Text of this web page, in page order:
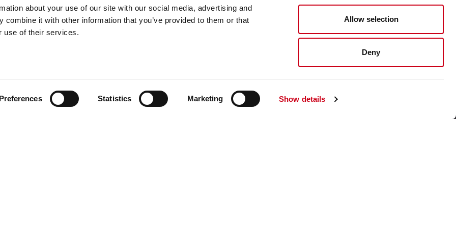
about your use of our site with our social media, advertising and
combine it with other information that you’ve provided to them or that
use of their services.
Preferences Statistics Marketing Show details
Allow selection
Deny
Visita nuestro sitio web corporativo